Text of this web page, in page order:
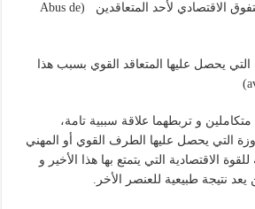
استغلال التفوق الاقتصادي لأحد المتعاقدين (Abus de
التي يحصل عليها المتعاقد القوي بسبب هذا
و تربطهما علاقة سببية تامة،
التي يحصل عليها الطرف القوي أو المهني
الاقتصادية التي يتمتع بها هذا الأخير و
يعد نتيجة طبيعية للعنصر الأخر.